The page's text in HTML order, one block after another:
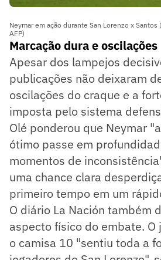
Neymar em ação durante San Lorenzo x Santos
AFP)
Marcação dura e oscilações
Apesar dos lampejos
publicações não deixaram
oscilações do craque e a
imposta pelo sistema
Olé ponderou que Neymar
ótimo passe em
momentos de
uma chance clara
primeiro tempo em um
O diário La Nación também
aspecto físico do embate. O
o camisa 10 "sentiu toda a